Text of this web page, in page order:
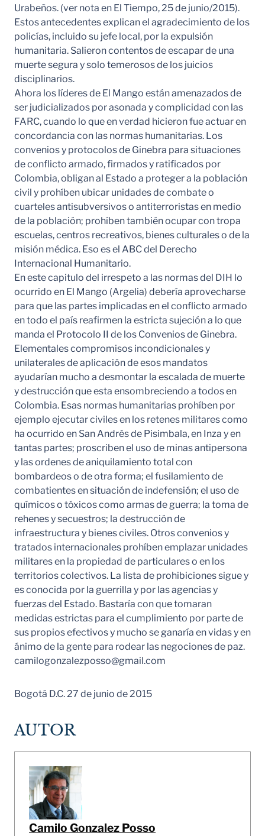
Urabeños. (ver nota en El Tiempo, 25 de junio/2015).
Estos antecedentes explican el agradecimiento de los
policías, incluido su jefe local, por la expulsión
humanitaria. Salieron contentos de escapar de una
muerte segura y solo temerosos de los juicios
disciplinarios.
Ahora los líderes de El Mango están amenazados de
ser judicializados por asonada y complicidad con las
FARC, cuando lo que en verdad hicieron fue actuar en
concordancia con las normas humanitarias. Los
convenios y protocolos de Ginebra para situaciones
de conflicto armado, firmados y ratificados por
Colombia, obligan al Estado a proteger a la población
civil y prohíben ubicar unidades de combate o
cuarteles antisubversivos o antiterroristas en medio
de la población; prohíben también ocupar con tropa
escuelas, centros recreativos, bienes culturales o de la
misión médica. Eso es el ABC del Derecho
Internacional Humanitario.
En este capitulo del irrespeto a las normas del DIH lo
ocurrido en El Mango (Argelia) debería aprovecharse
para que las partes implicadas en el conflicto armado
en todo el país reafirmen la estricta sujeción a lo que
manda el Protocolo II de los Convenios de Ginebra.
Elementales compromisos incondicionales y
unilaterales de aplicación de esos mandatos
ayudarían mucho a desmontar la escalada de muerte
y destrucción que esta ensombreciendo a todos en
Colombia. Esas normas humanitarias prohíben por
ejemplo ejecutar civiles en los retenes militares como
ha ocurrido en San Andrés de Pisimbala, en Inza y en
tantas partes; proscriben el uso de minas antipersona
y las ordenes de aniquilamiento total con
bombardeos o de otra forma; el fusilamiento de
combatientes en situación de indefensión; el uso de
químicos o tóxicos como armas de guerra; la toma de
rehenes y secuestros; la destrucción de
infraestructura y bienes civiles. Otros convenios y
tratados internacionales prohíben emplazar unidades
militares en la propiedad de particulares o en los
territorios colectivos. La lista de prohibiciones sigue y
es conocida por la guerrilla y por las agencias y
fuerzas del Estado. Bastaría con que tomaran
medidas estrictas para el cumplimiento por parte de
sus propios efectivos y mucho se ganaría en vidas y en
ánimo de la gente para rodear las negociones de paz.
camilogonzalezposso@gmail.com
Bogotá D.C. 27 de junio de 2015
AUTOR
Camilo Gonzalez Posso